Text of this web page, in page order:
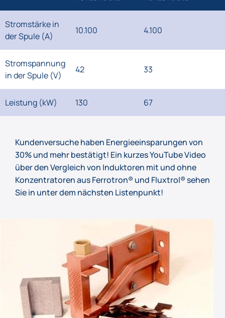
Stromstärke in
der Spule (A)
10.100 4.100
Stromspannung
in der Spule (V)
42 33
Leistung (kW) 130 67
Kundenversuche haben Energieeinsparungen von
30% und mehr bestätigt! Ein kurzes YouTube Video
über den Vergleich von Induktoren mit und ohne
Konzentratoren aus Ferrotron® und Fluxtrol® sehen
Sie in unter dem nächsten Listenpunkt!